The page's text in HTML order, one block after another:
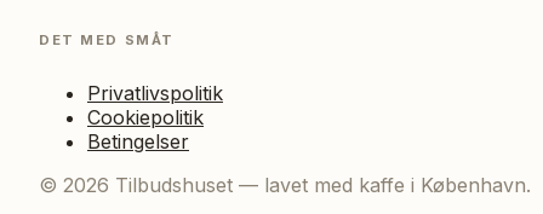
DET MED SMÅT
Privatlivspolitik
Cookiepolitik
Betingelser
© 2026 Tilbudshuset — lavet med kaffe i København.